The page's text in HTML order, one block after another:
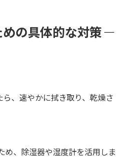
の具体的な対策
、速やかに拭き取り、乾燥さ
め、除湿器や湿度計を活用しま